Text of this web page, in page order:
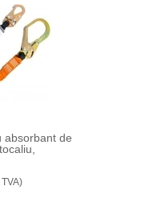
absorbant de